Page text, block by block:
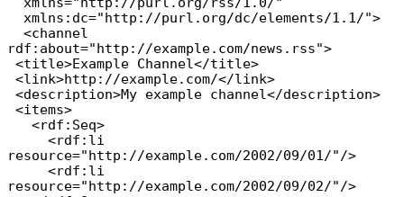
rdf:about="http://example.com/news.rss">
resource="http://example.com/2002/09/01/"/>
resource="http://example.com/2002/09/02/"/>